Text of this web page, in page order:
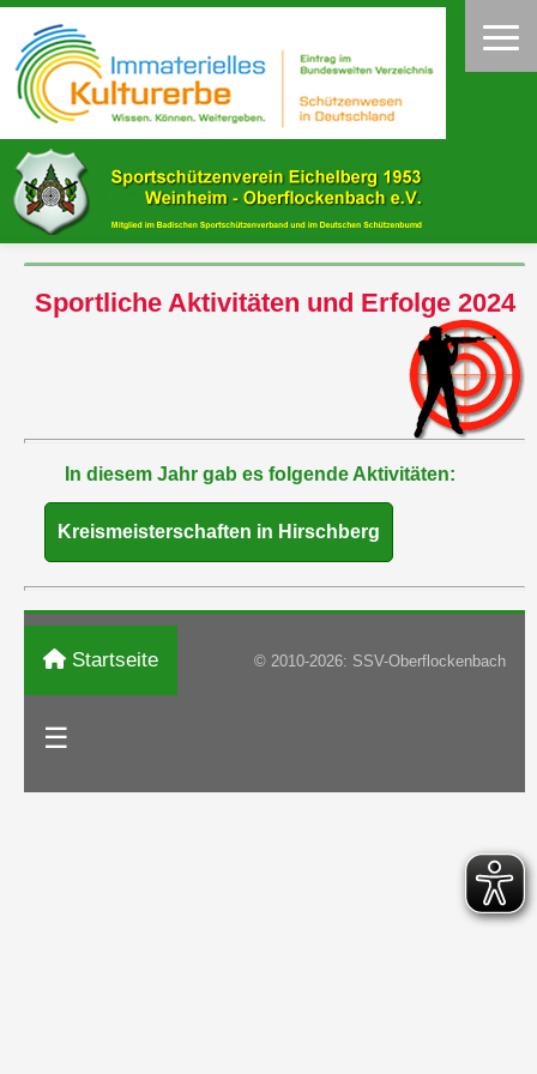
Sportliche Aktivitäten und Erfolge 2024
In diesem Jahr gab es folgende Aktivitäten:
Kreismeisterschaften in Hirschberg
Startseite © 2010-2026: SSV-Oberflockenbach
☰